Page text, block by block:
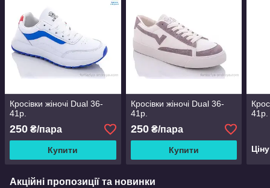
Кросівки жіночі Dual 36-
41р.
250 ₴/пара
Купити
Кросівки жіночі Dual 36-
41р.
250₴/пара
Купити
41р.
Акційні пропозиції та новинки